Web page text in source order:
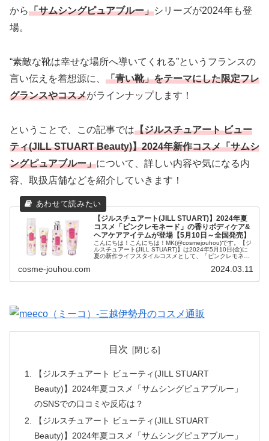
から「サムシングピュアブルー」シリーズが2024年も登
場。
“素敵な靴は幸せな場所へ導いてくれる”というフランスの
言い伝えを着想源に、 「青い靴」をテーマにした限定フレ
グランスやコスメがラインナップします！
ということで、この記事では【ジルスチュアート ビュー
ティ(JILL STUART Beauty)】2024年新作コスメ「サムシ
ングピュアブルー」について、詳しい内容や気になる内
容、取扱店舗などを紹介していきます！
【ジルスチュアート(JILL STUART)】2024年夏
コスメ「ピンクレモネード」の香りボディケア&
ヘアケアアイテムが登場【5月10日～全国発売】
こんにちは！こんにちは！MK(@cosmejouhou)です。【ジ
ルスチュアート(JILL STUART)】は2024年5月10日(金)に
夏の新作ライフスタイルコスメとして、「ピンクレモネー
cosme-jouhou.com 2024.03.11
目次
【ジルスチュアート ビューティ(JILL STUART
Beauty)】2024年夏コスメ「サムシングピュアブルー」
のSNSでの口コミや反応は？
【ジルスチュアート ビューティ(JILL STUART
Beauty)】2024年夏コスメ「サムシングピュアブルー」